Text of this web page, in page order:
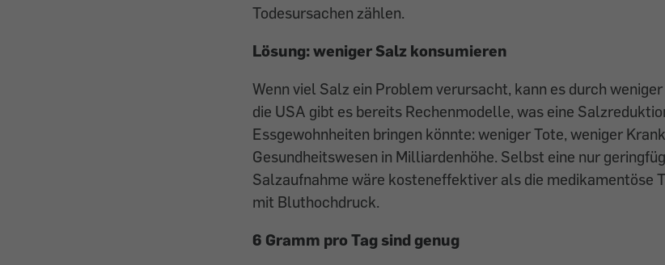
Todesursachen zählen.
Lösung: weniger Salz konsumieren
Wenn viel Salz ein Problem verursacht, kann es durch
die USA gibt es bereits Rechenmodelle, was eine
Essgewohnheiten bringen könnte: weniger Tote, weniger
Gesundheitswesen in Milliardenhöhe. Selbst eine nur
Salzaufnahme wäre kosteneffektiver als die medikamentöse
mit Bluthochdruck.
6 Gramm pro Tag sind genug